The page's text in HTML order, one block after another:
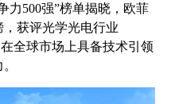
力500强”榜单揭晓，欧菲
获评光学光电行业
全球市场上具备技术引领